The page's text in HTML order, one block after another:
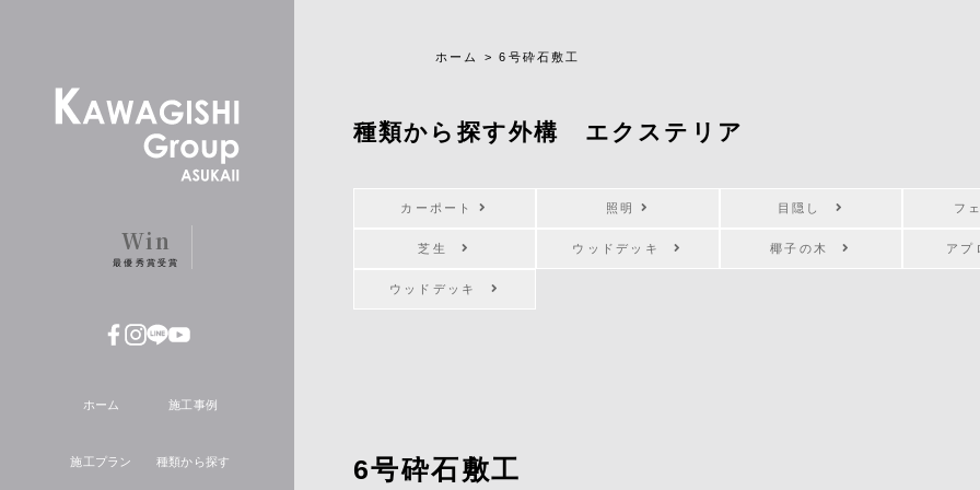
Win
最優秀賞受賞
ホーム 施工事例
施工プラン 種類から探す
ホーム >6号砕石敷工
種類から探す外構 エクステリア
カーポート 照明 目隠し フ
芝生 ウッドデッキ 椰子の木 ア
ウッドデッキ
6号砕石敷工